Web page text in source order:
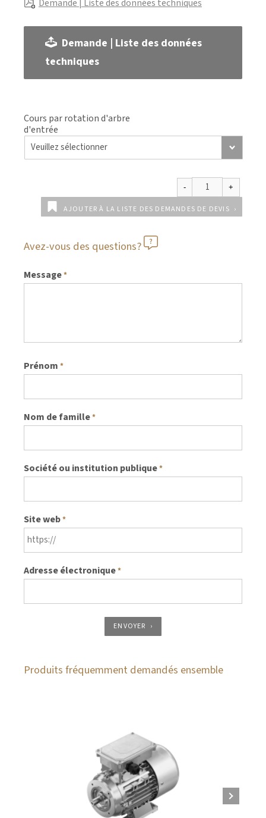
Demande | Liste des données techniques
Demande | Liste des données
techniques
Cours par rotation d'arbre
d'entrée
AJOUTER À LA LISTE DES DEMANDES DE DEVIS
Avez-vous des questions?
Message*
Prénom *
Nom de famille*
Société ou institution publique*
Site web*
Adresse électronique*
ENVOYER
Produits fréquemment demandés ensemble